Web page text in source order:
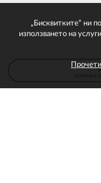
„Бисквитките“ ни
използването на